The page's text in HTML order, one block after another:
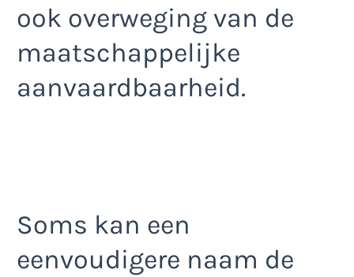
ook overweging van de
maatschappelijke
aanvaardbaarheid.
Soms kan een
eenvoudigere naam de